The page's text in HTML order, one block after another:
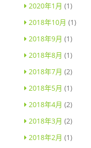
2020年1月 (1)
2018年10月 (1)
2018年9月 (1)
2018年8月 (1)
2018年7月 (2)
2018年5月 (1)
2018年4月 (2)
2018年3月 (2)
2018年2月 (1)